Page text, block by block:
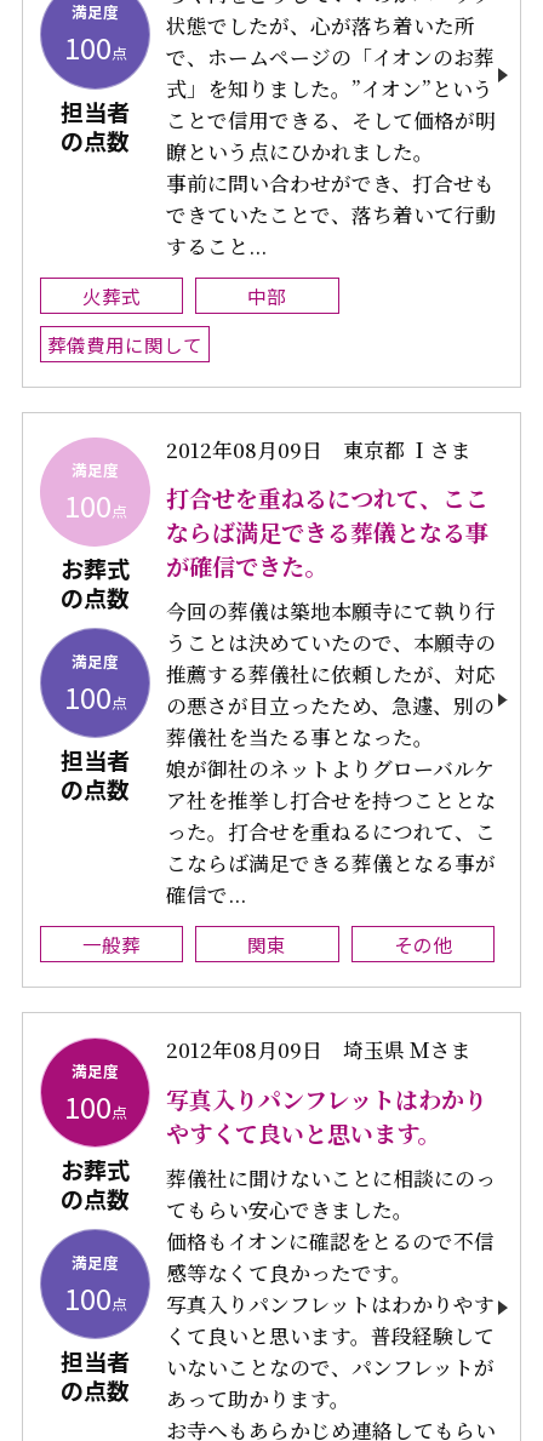
満足度
100点
担当者
の点数
状態でしたが、心が落ち着いた所
で、ホームページの「イオンのお葬
式」を知りました。”イオン”という
ことで信用できる、そして価格が明
瞭という点にひかれました。
事前に問い合わせができ、打合せも
できていたことで、落ち着いて行動
すること...
火葬式
中部
葬儀費用に関して
満足度
100点
お葬式
の点数
満足度
100点
担当者
の点数
2012年08月09日 東京都 Ｉさま
打合せを重ねるにつれて、ここ
ならば満足できる葬儀となる事
が確信できた。
今回の葬儀は築地本願寺にて執り行
うことは決めていたので、本願寺の
推薦する葬儀社に依頼したが、対応
の悪さが目立ったため、急遽、別の
葬儀社を当たる事となった。
娘が御社のネットよりグローバルケ
ア社を推挙し打合せを持つこととな
った。打合せを重ねるにつれて、こ
こならば満足できる葬儀となる事が
確信で...
一般葬 関東 その他
満足度
100点
お葬式
の点数
満足度
100点
担当者
の点数
2012年08月09日 埼玉県 Ｍさま
写真入りパンフレットはわかり
やすくて良いと思います。
葬儀社に聞けないことに相談にのっ
てもらい安心できました。
価格もイオンに確認をとるので不信
感等なくて良かったです。
写真入りパンフレットはわかりやす
くて良いと思います。普段経験して
いないことなので、パンフレットが
あって助かります。
お寺へもあらかじめ連絡してもらい